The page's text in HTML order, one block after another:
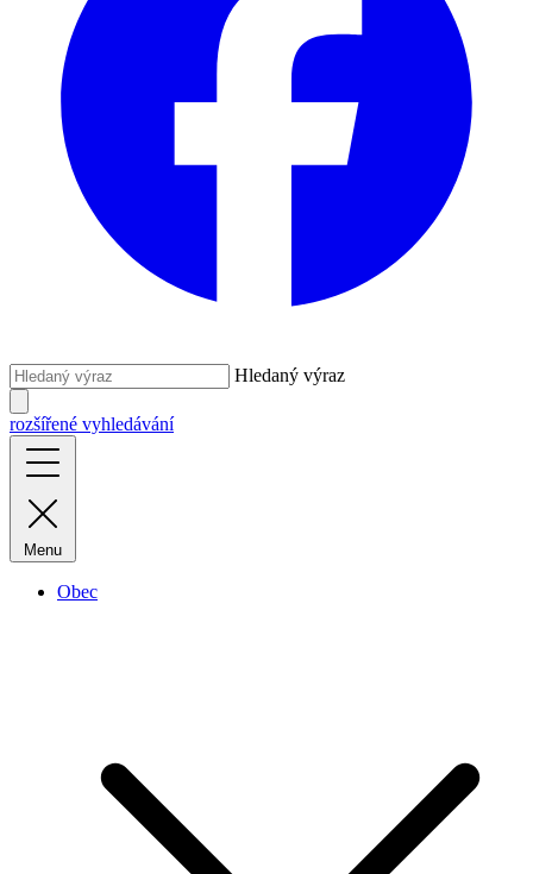
Hledaný výraz
rozšířené vyhledávání
Menu
Obec